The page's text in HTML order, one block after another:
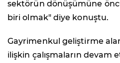
sektörün dönüşümüne
biri olmak" diye konuştu.
Gayrimenkul geliştirme
ilişkin çalışmaların devam